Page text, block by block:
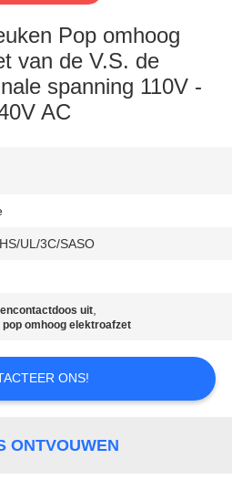
Pop omhoog
van de V.S. de
spanning 110V -
AC
UL/3C/SASO
uit,
pop omhoog elektroafzet
ONS!
ONTVOUWEN